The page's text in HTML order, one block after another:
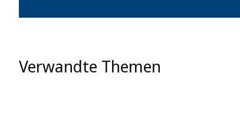
Verwandte Themen